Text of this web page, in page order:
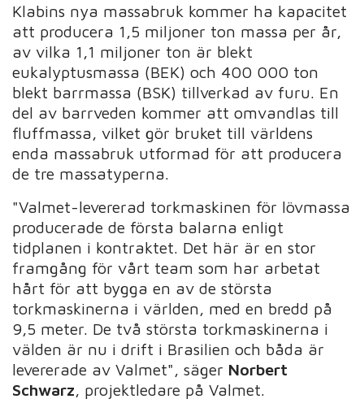
Klabins nya massabruk kommer ha kapacitet
att producera 1,5 miljoner ton massa per år,
av vilka 1,1 miljoner ton är blekt
eukalyptusmassa (BEK) och 400 000 ton
blekt barrmassa (BSK) tillverkad av furu. En
del av barrveden kommer att omvandlas till
fluffmassa, vilket gör bruket till världens
enda massabruk utformad för att producera
de tre massatyperna.
"Valmet-levererad torkmaskinen för lövmassa
producerade de första balarna enligt
tidplanen i kontraktet. Det här är en stor
framgång för vårt team som har arbetat
hårt för att bygga en av de största
torkmaskinerna i världen, med en bredd på
9,5 meter. De två största torkmaskinerna i
välden är nu i drift i Brasilien och båda är
levererade av Valmet", säger Norbert
Schwarz , projektledare på Valmet.